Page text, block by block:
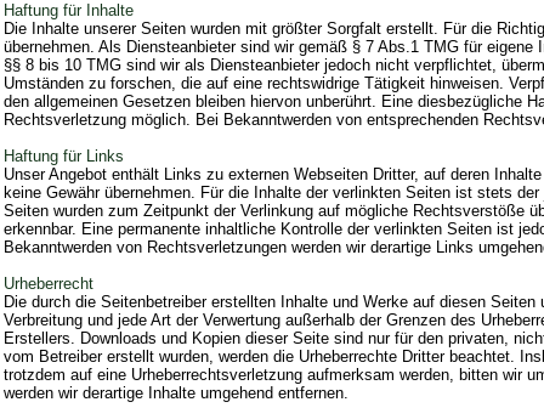
Haftung für Inhalte
Die Inhalte unserer Seiten wurden mit größter Sorgfalt erstellt. Für die
übernehmen. Als Diensteanbieter sind wir gemäß § 7 Abs.1 TMG für
§§ 8 bis 10 TMG sind wir als Diensteanbieter jedoch nicht verpflichtet,
Umständen zu forschen, die auf eine rechtswidrige Tätigkeit hinweisen.
den allgemeinen Gesetzen bleiben hiervon unberührt. Eine diesbezügliche
Rechtsverletzung möglich. Bei Bekanntwerden von entsprechenden
Haftung für Links
Unser Angebot enthält Links zu externen Webseiten Dritter, auf deren
keine Gewähr übernehmen. Für die Inhalte der verlinkten Seiten ist stets
Seiten wurden zum Zeitpunkt der Verlinkung auf mögliche Rechtsverstöße
erkennbar. Eine permanente inhaltliche Kontrolle der verlinkten Seiten ist
Bekanntwerden von Rechtsverletzungen werden wir derartige Links
Urheberrecht
Die durch die Seitenbetreiber erstellten Inhalte und Werke auf diesen
Verbreitung und jede Art der Verwertung außerhalb der Grenzen des
Erstellers. Downloads und Kopien dieser Seite sind nur für den privaten,
vom Betreiber erstellt wurden, werden die Urheberrechte Dritter beachtet.
trotzdem auf eine Urheberrechtsverletzung aufmerksam werden, bitten wir
werden wir derartige Inhalte umgehend entfernen.